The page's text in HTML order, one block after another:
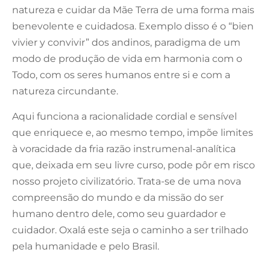
natureza e cuidar da Mãe Terra de uma forma mais
benevolente e cuidadosa. Exemplo disso é o “bien
vivier y convivir” dos andinos, paradigma de um
modo de produção de vida em harmonia com o
Todo, com os seres humanos entre si e com a
natureza circundante.
Aqui funciona a racionalidade cordial e sensível
que enriquece e, ao mesmo tempo, impõe limites
à voracidade da fria razão instrumenal-analítica
que, deixada em seu livre curso, pode pôr em risco
nosso projeto civilizatório. Trata-se de uma nova
compreensão do mundo e da missão do ser
humano dentro dele, como seu guardador e
cuidador. Oxalá este seja o caminho a ser trilhado
pela humanidade e pelo Brasil.